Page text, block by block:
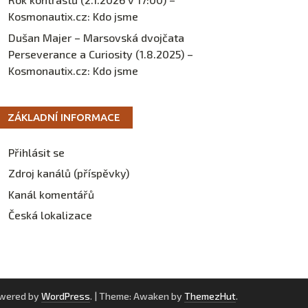
Kosmonautix.cz: Kdo jsme
Dušan Majer – Marsovská dvojčata
Perseverance a Curiosity (1.8.2025) –
Kosmonautix.cz: Kdo jsme
ZÁKLADNÍ INFORMACE
Přihlásit se
Zdroj kanálů (příspěvky)
Kanál komentářů
Česká lokalizace
by WordPress. | Theme: Awaken by ThemezHut.